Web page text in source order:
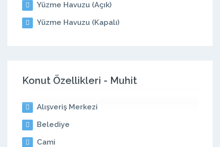
Yüzme Havuzu (Açık)
Yüzme Havuzu (Kapalı)
Konut Özellikleri - Muhit
Alışveriş Merkezi
Belediye
Cami